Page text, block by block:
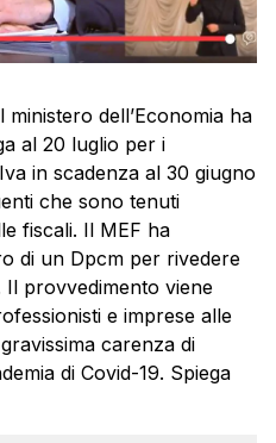
dell’Economia ha
al 20 luglio per i
in scadenza al 30 giugno
che sono tenuti
fiscali. Il MEF ha
di un Dpcm per rivedere
Il provvedimento viene
e imprese alle
carenza di
di Covid-19. Spiega